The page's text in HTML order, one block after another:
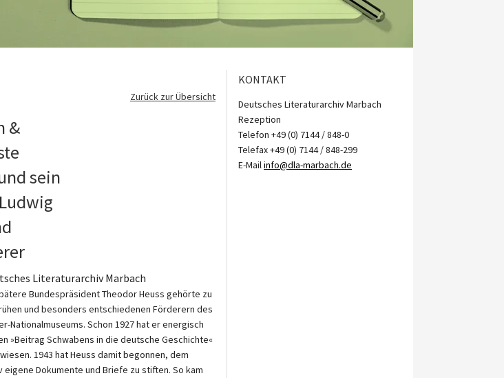
Zurück zur Übersicht
&
sein
Literaturarchiv Marbach
Bundespräsident Theodor Heuss gehörte zu
und besonders entschiedenen Förderern des
Nationalmuseums. Schon 1927 hat er energisch
»Beitrag Schwabens in die deutsche Geschichte«
1943 hat Heuss damit begonnen, dem
eigene Dokumente und Briefe zu stiften. So kam
KONTAKT
Deutsches Literaturarchiv Marbach
Rezeption
Telefon +49 (0) 7144 / 848-0
Telefax +49 (0) 7144 / 848-299
E-Mailinfo@dla-marbach.de